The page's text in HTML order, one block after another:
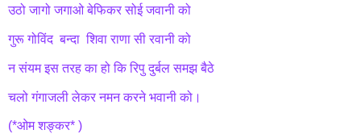
उठो जागो जगाओ बेफिकर सोई जवानी को
गुरू गोविंद बन्दा शिवा राणा सी रवानी को
न संयम इस तरह का हो कि रिपु दुर्बल समझ बैठे
चलो गंगाजली लेकर नमन करने भवानी को।
(*ओम शङ्कर* )